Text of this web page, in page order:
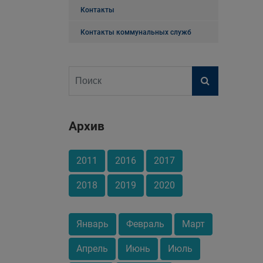
Контакты
Контакты коммунальных служб
Архив
2011 2016 2017
2018 2019 2020
Январь Февраль Март
Апрель Июнь Июль